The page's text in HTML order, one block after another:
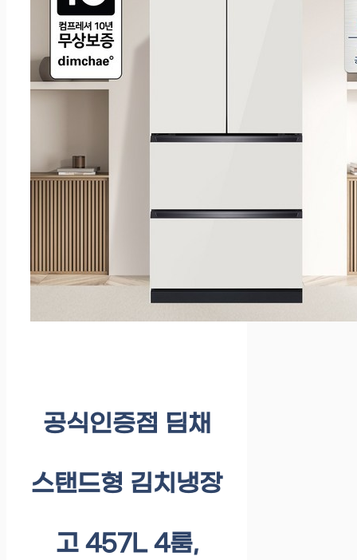
공식인증점 딤채
스탠드형 김치냉장
고 457L 4룸,